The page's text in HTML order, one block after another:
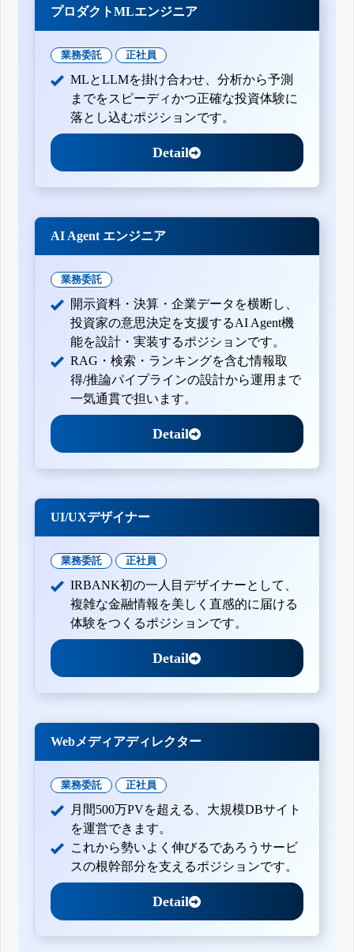
プロダクトMLエンジニア
業務委託 正社員
MLとLLMを掛け合わせ、分析から予測
までをスピーディかつ正確な投資体験に
落とし込むポジションです。
Detail
AI Agent エンジニア
業務委託
開示資料・決算・企業データを横断し、
投資家の意思決定を支援するAI Agent機
能を設計・実装するポジションです。
RAG・検索・ランキングを含む情報取
得/推論パイプラインの設計から運用まで
一気通貫で担います。
Detail
UI/UXデザイナー
業務委託 正社員
IRBANK初の一人目デザイナーとして、
複雑な金融情報を美しく直感的に届ける
体験をつくるポジションです。
Detail
Webメディアディレクター
業務委託 正社員
月間500万PVを超える、大規模DBサイト
を運営できます。
これから勢いよく伸びるであろうサービ
スの根幹部分を支えるポジションです。
Detail